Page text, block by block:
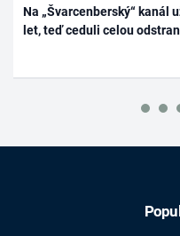
Na „Švarcenberský“ kanál
let, teď ceduli celou